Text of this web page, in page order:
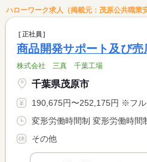
ハローワーク求人（掲載元：茂原公共職業
正社員
商品開発サポート及び売
株式会社 三真 千葉工場
千葉県茂原市
190,675円〜252,175円 ※フルタイム求人の場合は月額（換算額
その他